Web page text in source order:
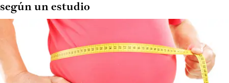
según un estudio